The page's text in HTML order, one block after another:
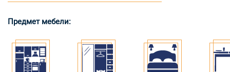
Предмет мебели: